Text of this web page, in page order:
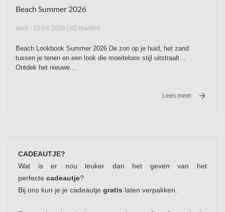
Beach Summer 2026
door - 15-04-2026 | (0) reacties
Beach Lookbook Summer 2026 De zon op je huid, het zand
tussen je tenen en een look die moeiteloos stijl uitstraalt…
Ontdek het nieuwe...
Lees meer 
CADEAUTJE?
Wat is er nou leuker dan het geven van het
perfecte cadeautje?
Bij ons kun je je cadeautje gratis laten verpakken.